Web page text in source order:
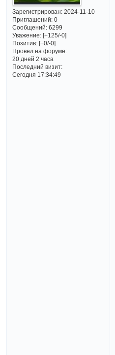
Зарегистрирован: 2024-11-10
Приглашений:0
Сообщений:6299
Уважение: [+125/-0]
Позитив: [+0/-0]
Провел на форуме:
20 дней 2 часа
Последний визит:
Сегодня 17:34:49